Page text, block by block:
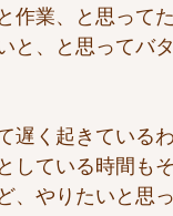
作業、と思って
と、と思ってバ
遅く起きている
している時間も
、やりたいと思